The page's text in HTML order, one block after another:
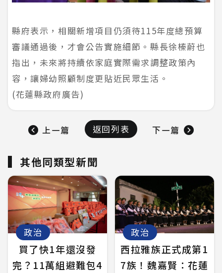
縣府表示，相關新增項目仍須待115年度總預算
審議通過後，才會公告實施細節。縣長徐榛蔚也
指出，未來將持續依家庭實際需求調整政策內
容，讓婦幼照顧制度更貼近民眾生活。
(花蓮縣政府廣告)
上一篇 返回列表 下一篇
其他同類型新聞
政治
買了快1年還沒發
完？11萬組避難包4
政治
西拉雅族正式成第1
7族！魏嘉賢：花蓮